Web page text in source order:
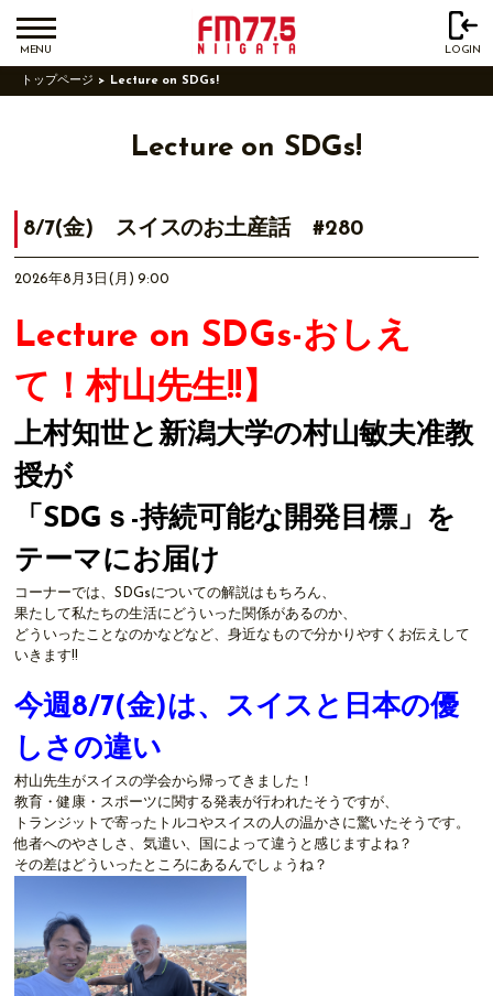
MENU LOGIN
トップページ Lecture on SDGs!
Lecture on SDGs!
8/7(金) スイスのお土産話 #280
2026年8月3日(月) 9:00
Lecture on SDGs-おしえ
て！村山先生!!】
上村知世と新潟大学の村山敏夫准教
授が
「SDGｓ-持続可能な開発目標」を
テーマにお届け
コーナーでは、SDGsについての解説はもちろん、
果たして私たちの生活にどういった関係があるのか、
どういったことなのかなどなど、身近なもので分かりやすくお伝えして
いきます!!
今週8/7(金)は、スイスと日本の優
しさの違い
村山先生がスイスの学会から帰ってきました！
教育・健康・スポーツに関する発表が行われたそうですが、
トランジットで寄ったトルコやスイスの人の温かさに驚いたそうです。
他者へのやさしさ、気遣い、国によって違うと感じますよね？
その差はどういったところにあるんでしょうね？